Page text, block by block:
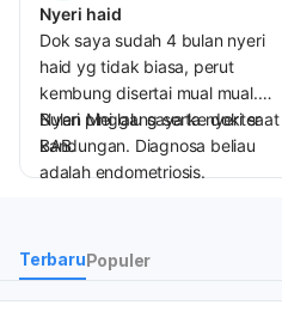
Nyeri haid
Dok saya sudah 4 bulan nyeri
haid yg tidak biasa, perut
kembung disertai mual mual.
Nyeri pinggang serta nyeri saat
BAB.
Bulan Mei lalu saya ke dokter
kandungan. Diagnosa beliau
adalah endometriosis.
dok?
Bagaimana efek nya jika
penyakit itu tidak di obati?
TerbaruPopuler